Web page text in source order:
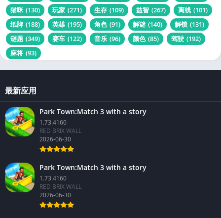
猫咪 (130) 玩家 (271) 生存 (109) 益智 (267) 离线 (101)
纸牌 (188) 英雄 (195) 角色 (91) 解谜 (140) 解锁 (131)
谜题 (349) 赛车 (122) 音乐 (96) 颜色 (85) 驾驶 (192)
麻将 (93)
最新应用
Park Town:Match 3 with a story
1.73.4160
RED BRIX WALL
2026-06-30
Park Town:Match 3 with a story
1.73.4160
RED BRIX WALL
2026-06-30